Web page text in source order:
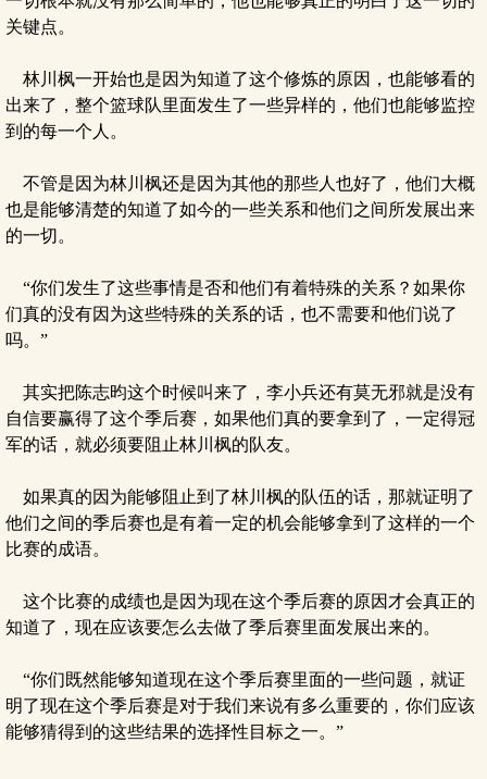
关键点。
林川枫一开始也是因为知道了这个修炼的原因，也能够看的
出来了，整个篮球队里面发生了一些异样的，他们也能够监控
到的每一个人。
不管是因为林川枫还是因为其他的那些人也好了，他们大概
也是能够清楚的知道了如今的一些关系和他们之间所发展出来
的一切。
“你们发生了这些事情是否和他们有着特殊的关系？如果你
们真的没有因为这些特殊的关系的话，也不需要和他们说了
吗。”
其实把陈志昀这个时候叫来了，李小兵还有莫无邪就是没有
自信要赢得了这个季后赛，如果他们真的要拿到了，一定得冠
军的话，就必须要阻止林川枫的队友。
如果真的因为能够阻止到了林川枫的队伍的话，那就证明了
他们之间的季后赛也是有着一定的机会能够拿到了这样的一个
比赛的成语。
这个比赛的成绩也是因为现在这个季后赛的原因才会真正的
知道了，现在应该要怎么去做了季后赛里面发展出来的。
“你们既然能够知道现在这个季后赛里面的一些问题，就证
明了现在这个季后赛是对于我们来说有多么重要的，你们应该
能够猜得到的这些结果的选择性目标之一。”